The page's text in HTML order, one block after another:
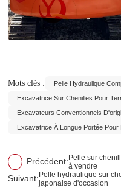
Mots clés :
Pelle Hydraulique
Excavatrice Sur Chenilles Pour
Excavateurs Conventionnels
Excavatrice À Longue Portée
Précédent:Pelle sur
à vendre
Suivant:Pelle hydraulique sur
japonaise d'occasion